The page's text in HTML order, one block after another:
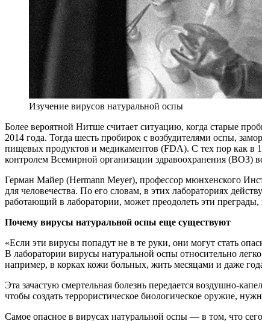
Изучение вирусов натуральной оспы
Более вероятной Нитше считает ситуацию, когда старые
2014 года. Тогда шесть пробирок с возбудителями оспы,
пищевых продуктов и медикаментов (FDA). С тех пор как в
контролем Всемирной организации здравоохранения (ВОЗ)
Герман Майер (Hermann Meyer), профессор мюнхенского
для человечества. По его словам, в этих лабораториях
работающий в лаборатории, может преодолеть эти преграды,
Почему вирусы натуральной оспы еще существуют
«Если эти вирусы попадут не в те руки, они могут стать
В лаборатории вирусы натуральной оспы относительно
например, в корках кожи больных, жить месяцами и даже
Эта зачастую смертельная болезнь передается воздушно-
чтобы создать террористическое биологическое оружие,
Самое опасное в вирусах натуральной оспы — в том, что